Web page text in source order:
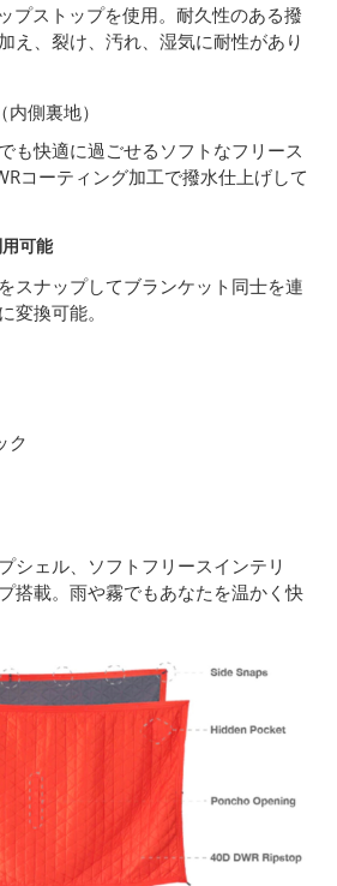
プストップを使用。耐久性のある撥
え、裂け、汚れ、湿気に耐性があり
側裏地）
も快適に過ごせるソフトなフリース
コーティング加工で撥水仕上げして
可能
スナップしてブランケット同士を連
変換可能。
ク
シェル、ソフトフリースインテリ
搭載。雨や霧でもあなたを温かく快